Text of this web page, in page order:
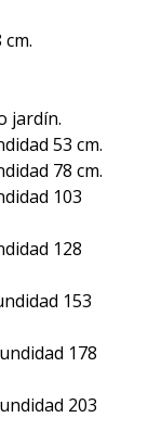
jardín.
53 cm.
78 cm.
103
128
153
178
203